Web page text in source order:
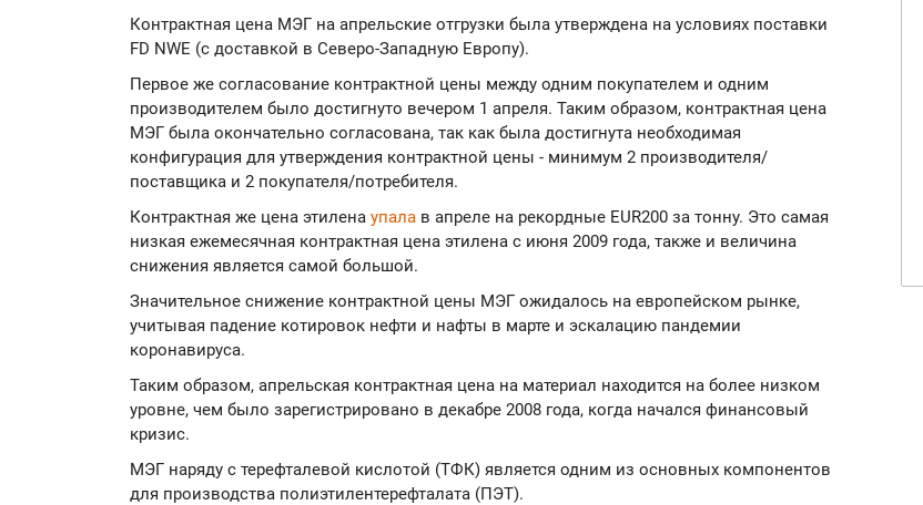
Контрактная цена МЭГ на апрельские отгрузки была утверждена на условиях поставки
FD NWE (с доставкой в Северо-Западную Европу).
Первое же согласование контрактной цены между одним покупателем и одним
производителем было достигнуто вечером 1 апреля. Таким образом, контрактная цена
МЭГ была окончательно согласована, так как была достигнута необходимая
конфигурация для утверждения контрактной цены - минимум 2 производителя/
поставщика и 2 покупателя/потребителя.
Контрактная же цена этилена упала в апреле на рекордные EUR200 за тонну. Это самая
низкая ежемесячная контрактная цена этилена с июня 2009 года, также и величина
снижения является самой большой.
Значительное снижение контрактной цены МЭГ ожидалось на европейском рынке,
учитывая падение котировок нефти и нафты в марте и эскалацию пандемии
коронавируса.
Таким образом, апрельская контрактная цена на материал находится на более низком
уровне, чем было зарегистрировано в декабре 2008 года, когда начался финансовый
кризис.
МЭГ наряду с терефталевой кислотой (ТФК) является одним из основных компонентов
для производства полиэтилентерефталата (ПЭТ).